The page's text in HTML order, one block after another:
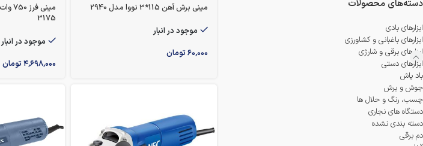
شستشو و نظافت
شیار کن
هویه برقی
دسته‌های محصولات
ابزارهای بادی
ابزارهای باغبانی و کشاورزی
ابزارهای برقی و شارژی
ابزارهای دستی
باد پاش
جوش و برش
چسب، رنگ و حلال ها
دستگاه های نجاری
دسته بندی نشده
دم برقی
مینی برش آهن 115*3 نووا مدل 2940
موجود در انبار
۶۰,۰۰۰تومان
3175
موجود در انبار
۴,۶۹۸,۰۰۰تومان